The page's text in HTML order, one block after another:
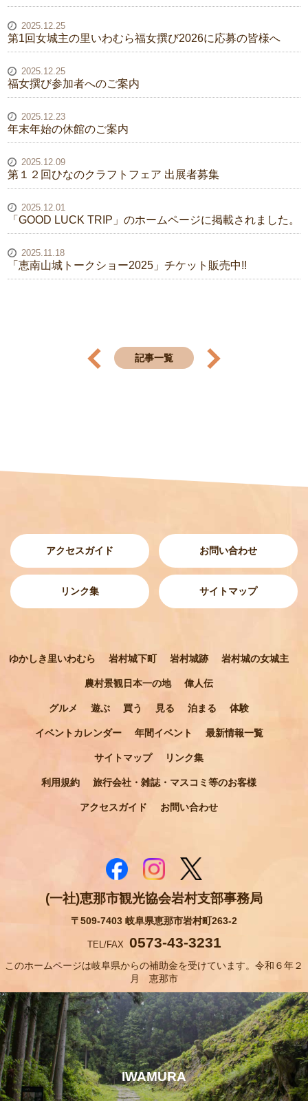
2025.12.25
第1回女城主の里いわむら福女撰び2026に応募の皆様へ
2025.12.25
福女撰び参加者へのご案内
2025.12.23
年末年始の休館のご案内
2025.12.09
第１２回ひなのクラフトフェア 出展者募集
2025.12.01
「GOOD LUCK TRIP」のホームページに掲載されました。
2025.11.18
「恵南山城トークショー2025」チケット販売中!!
記事一覧
アクセスガイド お問い合わせ
リンク集 サイトマップ
ゆかしき里いわむら 岩村城下町 岩村城跡 岩村城の女城主
農村景観日本一の地 偉人伝
グルメ 遊ぶ 買う 見る 泊まる 体験
イベントカレンダー 年間イベント 最新情報一覧
サイトマップ リンク集
利用規約 旅行会社・雑誌・マスコミ等のお客様
アクセスガイド お問い合わせ
(一社)恵那市観光協会岩村支部事務局
〒509-7403 岐阜県恵那市岩村町263-2
TEL/FAX 0573-43-3231
このホームページは岐阜県からの補助金を受けています。令和６年２
月 恵那市
IWAMURA